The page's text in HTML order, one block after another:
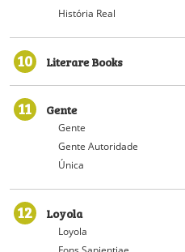
História Real
10 Literare Books
11 Gente
Gente
Gente Autoridade
Única
12 Loyola
Loyola